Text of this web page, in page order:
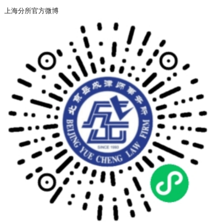
上海分所官方微博